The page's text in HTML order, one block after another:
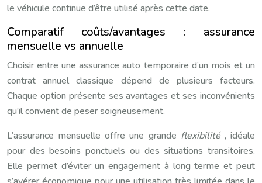
le véhicule continue d’être utilisé après cette date.
Comparatif coûts/avantages : assurance
mensuelle vs annuelle
Choisir entre une assurance auto temporaire d’un mois et un
contrat annuel classique dépend de plusieurs facteurs.
Chaque option présente ses avantages et ses inconvénients
qu’il convient de peser soigneusement.
L’assurance mensuelle offre une grande flexibilité , idéale
pour des besoins ponctuels ou des situations transitoires.
Elle permet d’éviter un engagement à long terme et peut